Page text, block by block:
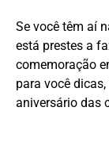
Se você têm aí
está prestes a
comemoração
para você
aniversário das